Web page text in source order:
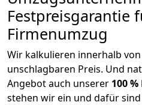
Festpreisgarantie
Firmenumzug
Wir kalkulieren innerhalb
unschlagbaren Preis. Und
Angebot auch unserer 100
stehen wir ein und dafür